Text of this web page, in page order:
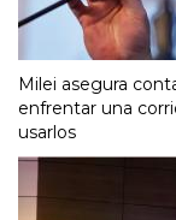
Milei asegura
enfrentar una
usarlos